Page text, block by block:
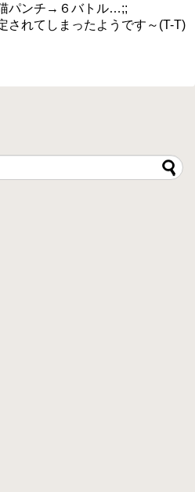
パンチ→６バトル…;;
されてしまったようです～(T-T)